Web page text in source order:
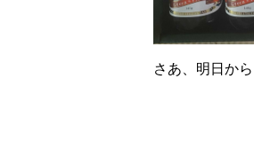
さあ、明日か